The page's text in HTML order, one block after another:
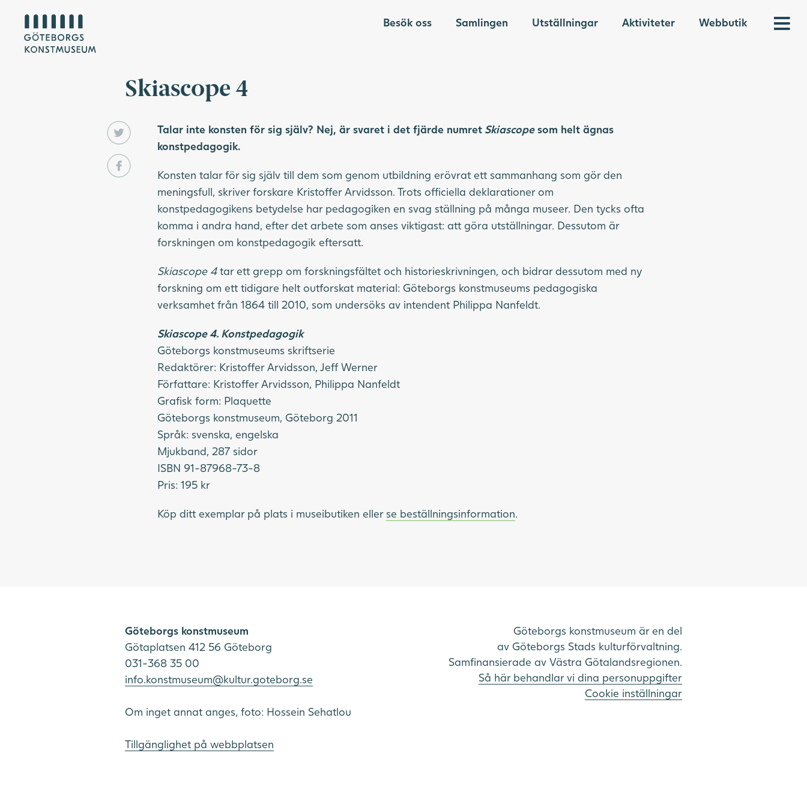
Besök oss Samlingen Utställningar Aktiviteter Webbutik
Skiascope 4
Talar inte konsten för sig själv? Nej, är svaret i det fjärde numret Skiascopesom helt ägnas
konstpedagogik.
Konsten talar för sig själv till dem som genom utbildning erövrat ett sammanhang som gör den
meningsfull, skriver forskare Kristoffer Arvidsson. Trots officiella deklarationer om
konstpedagogikens betydelse har pedagogiken en svag ställning på många museer. Den tycks ofta
komma i andra hand, efter det arbete som anses viktigast: att göra utställningar. Dessutom är
forskningen om konstpedagogik eftersatt.
Skiascope 4tar ett grepp om forskningsfältet och historieskrivningen, och bidrar dessutom med ny
forskning om ett tidigare helt outforskat material: Göteborgs konstmuseums pedagogiska
verksamhet från 1864 till 2010, som undersöks av intendent Philippa Nanfeldt.
Skiascope 4. Konstpedagogik
Göteborgs konstmuseums skriftserie
Redaktörer: Kristoffer Arvidsson, Jeff Werner
Författare: Kristoffer Arvidsson, Philippa Nanfeldt
Grafisk form: Plaquette
Göteborgs konstmuseum, Göteborg 2011
Språk: svenska, engelska
Mjukband, 287 sidor
ISBN 91-87968-73-8
Pris: 195 kr
Köp ditt exemplar på plats i museibutiken eller se beställningsinformation.
Göteborgs konstmuseum
Götaplatsen 412 56 Göteborg
031-368 35 00
info.konstmuseum@kultur.goteborg.se
Om inget annat anges, foto: Hossein Sehatlou
Tillgänglighet på webbplatsen
Göteborgs konstmuseum är en del
av Göteborgs Stads kulturförvaltning.
Samfinansierade av Västra Götalandsregionen.
Så här behandlar vi dina personuppgifter
Cookie inställningar